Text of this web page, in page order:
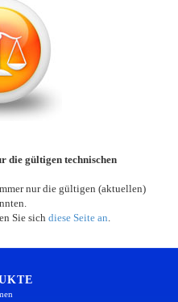
die gültigen technischen
nur die gültigen (aktuellen)
Sie sich diese Seite an